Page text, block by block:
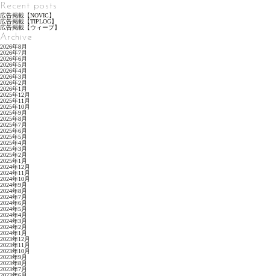
Recent posts
広告掲載【NOVIC】
広告掲載【TIPLOG】
広告掲載【ウィーブ】
Archive
2026年8月
2026年7月
2026年6月
2026年5月
2026年4月
2026年3月
2026年2月
2026年1月
2025年12月
2025年11月
2025年10月
2025年9月
2025年8月
2025年7月
2025年6月
2025年5月
2025年4月
2025年3月
2025年2月
2025年1月
2024年12月
2024年11月
2024年10月
2024年9月
2024年8月
2024年7月
2024年6月
2024年5月
2024年4月
2024年3月
2024年2月
2024年1月
2023年12月
2023年11月
2023年10月
2023年9月
2023年8月
2023年7月